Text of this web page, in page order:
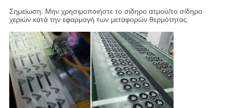
Σημείωση: Μην χρησιμοποιήστε το σίδηρο ατμού/το σίδηρο
χεριών κατά την εφαρμογή των μεταφορών θερμότητας.